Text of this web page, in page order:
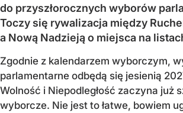
do przyszłorocznych wyborów
Toczy się rywalizacja między
a Nową Nadzieją o miejsca na
Zgodnie z kalendarzem wyborczym,
parlamentarne odbędą się jesienią
Wolność i Niepodległość zaczyna już
wyborcze. Nie jest to łatwe, bowiem